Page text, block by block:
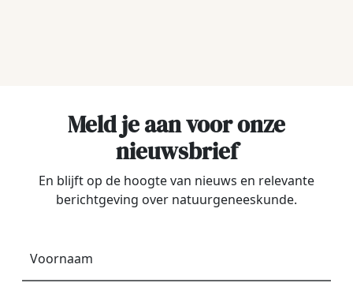
Meld je aan voor onze
nieuwsbrief
En blijft op de hoogte van nieuws en relevante
berichtgeving over natuurgeneeskunde.